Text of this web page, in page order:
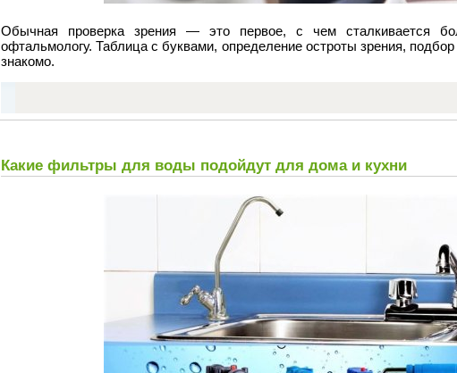
Обычная проверка зрения — это первое, с чем сталкивается
офтальмологу. Таблица с буквами, определение остроты зрения,
знакомо.
Какие фильтры для воды подойдут для дома и кухни